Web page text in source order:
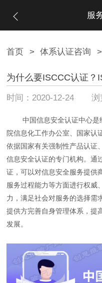
服
首页 > 体系认证咨询 >
为什么要ISCCC认证？
时间：2020-12-24 浏
中国信息安全认证中心是
院信息化工作办公室、国家认
依据国家有关强制性产品认证
信息安全认证的专门机构。通
证，可以对信息安全服务提供
服务过程能力等方面进行权威
力，满足社会对服务的选择需
提供方完善自身管理体系，提
发展。